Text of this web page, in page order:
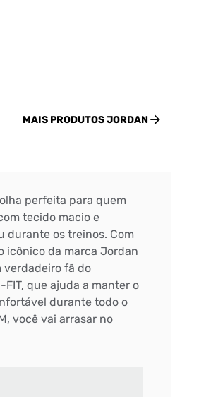
MAIS PRODUTOSJORDAN
perfeita para quem
tecido macio e
durante os treinos. Com
icônico da marca Jordan
verdadeiro fã do
que ajuda a manter o
durante todo o
você vai arrasar no